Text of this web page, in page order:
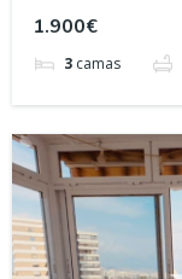
1.900€
3 camas